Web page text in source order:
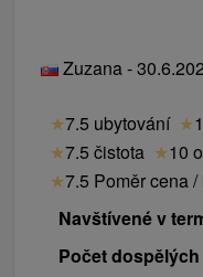
Zuzana -
★7.5 ubytování ★
★7.5 čistota ★10
★7.5 Poměr cena
Navštívené v
Počet dospělých